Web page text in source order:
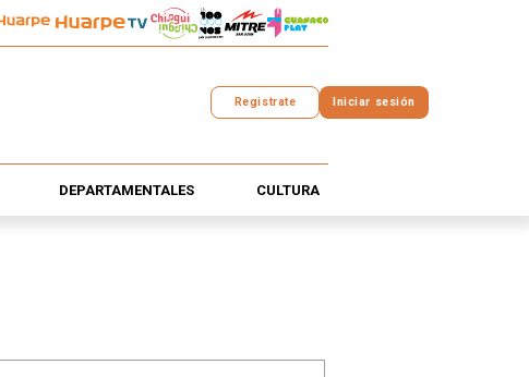
Registrate Iniciar sesión
DEPARTAMENTALES CULTURA